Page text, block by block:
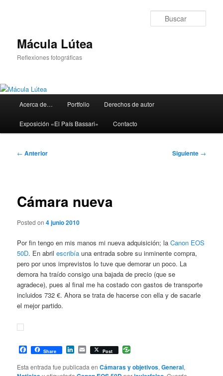
Mácula Lútea
Reflexiones fotográficas
principal
Acerca de… Portfolio Derechos de autor
Exposición «El País Bassari» Contacto
Navegación
← Anterior Siguiente →
Cámara nueva
Posted on4 junio 2010
Por fin tengo en mis manos mi nueva adquisición; laCanon EOS
50D. En abrilescribía una entrada sobre su inminente compra,
pero por unos imprevistos lo tuve que demorar un poco. La
demora ha traído consigo una bajada de precio (que se
agradece), pues al final me ha costado con gastos de transporte
incluidos 732 €. Ahora se trata de hacerse con ella y de sacarle
el mejor partido.
Facebook
Share LinkedIn
EmailPost
Esta entrada fue publicada enCámaras y objetivos,General,